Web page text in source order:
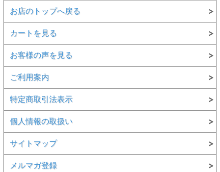
・メール便を選択した場合は、
せん。
・代金引換でのお支払いはご利用いただけません。
・メール便は発送後、約3～6日（一部地域を除く）程度での
お届けとなります。お急ぎのお客様は通常便での発送をお選
びください。
※ただし複数点ご注文の場合など、メール便の規定サイズを
超えるとご希望に添えない場合があります。その際には、通
常便でのお届けとなりますのであらかじめご了承ください。
楽しみください。
お店のトップへ戻る
カートを見る
お客様の声を見る
ご利用案内
特定商取引法表示
個人情報の取扱い
サイトマップ
メルマガ登録